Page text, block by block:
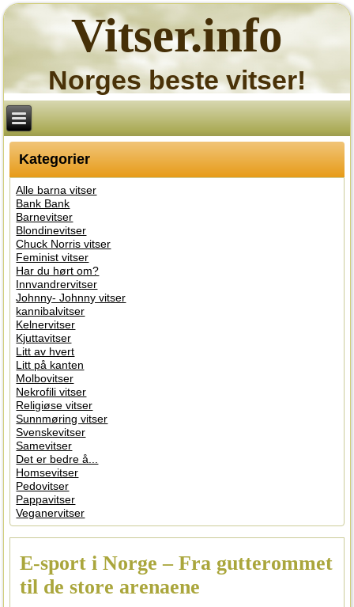
Vitser.info
Norges beste vitser!
Kategorier
Alle barna vitser
Bank Bank
Barnevitser
Blondinevitser
Chuck Norris vitser
Feminist vitser
Har du hørt om?
Innvandrervitser
Johnny- Johnny vitser
kannibalvitser
Kelnervitser
Kjuttavitser
Litt av hvert
Litt på kanten
Molbovitser
Nekrofili vitser
Religiøse vitser
Sunnmøring vitser
Svenskevitser
Samevitser
Det er bedre å...
Homsevitser
Pedovitser
Pappavitser
Veganervitser
E-sport i Norge – Fra gutterommet
til de store arenaene